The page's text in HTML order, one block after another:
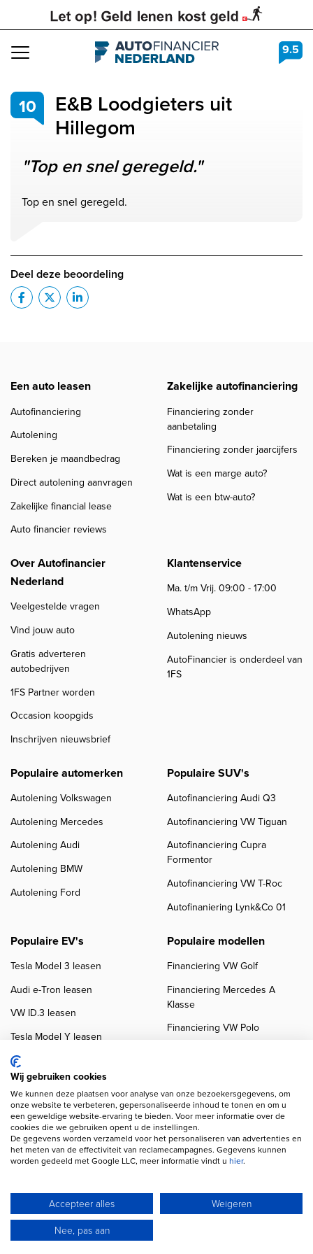
Navigation 9.5
10
E&B Loodgieters uit
Hillegom
"Top en snel geregeld."
Top en snel geregeld.
Deel deze beoordeling
Een auto leasen
Autofinanciering
Autolening
Bereken je maandbedrag
Direct autolening aanvragen
Zakelijke financial lease
Auto financier reviews
Zakelijke autofinanciering
Financiering zonder
aanbetaling
Financiering zonder jaarcijfers
Wat is een marge auto?
Wat is een btw-auto?
Over Autofinancier
Nederland
Veelgestelde vragen
Vind jouw auto
Gratis adverteren
autobedrijven
1FS Partner worden
Occasion koopgids
Inschrijven nieuwsbrief
Klantenservice
Ma. t/m Vrij. 09:00 - 17:00
WhatsApp
Autolening nieuws
AutoFinancier is onderdeel van
1FS
Populaire automerken
Autolening Volkswagen
Autolening Mercedes
Autolening Audi
Autolening BMW
Autolening Ford
Populaire SUV's
Autofinanciering Audi Q3
Autofinanciering VW Tiguan
Autofinanciering Cupra
Formentor
Autofinanciering VW T-Roc
Autofinaniering Lynk&Co 01
Populaire EV's
Tesla Model 3 leasen
Audi e-Tron leasen
VW ID.3 leasen
Tesla Model Y leasen
VW ID.4 leasen
Populaire modellen
Financiering VW Golf
Financiering Mercedes A
Klasse
Financiering VW Polo
Copyright navigation
Klanten beoordelingen
Autobedrijven
Wij gebruiken AI voor afbeeldingen en teksten
© 2026 Autofinancier
Powered by 1FS.nl
Wij gebruiken cookies
We kunnen deze plaatsen voor analyse van onze bezoekersgegevens, om
onze website te verbeteren, gepersonaliseerde inhoud te tonen en om u
een geweldige website-ervaring te bieden. Voor meer informatie over de
cookies die we gebruiken opent u de instellingen.
De gegevens worden verzameld voor het personaliseren van advertenties en
het meten van de effectiviteit van reclamecampagnes. Gegevens kunnen
worden gedeeld met Google LLC, meer informatie vindt u hier.
Accepteer alles
Weigeren
Nee, pas aan